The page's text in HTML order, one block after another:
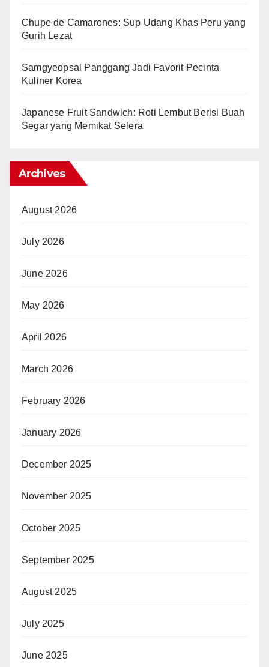
Chupe de Camarones: Sup Udang Khas Peru yang
Gurih Lezat
Samgyeopsal Panggang Jadi Favorit Pecinta
Kuliner Korea
Japanese Fruit Sandwich: Roti Lembut Berisi Buah
Segar yang Memikat Selera
Archives
August 2026
July 2026
June 2026
May 2026
April 2026
March 2026
February 2026
January 2026
December 2025
November 2025
October 2025
September 2025
August 2025
July 2025
June 2025